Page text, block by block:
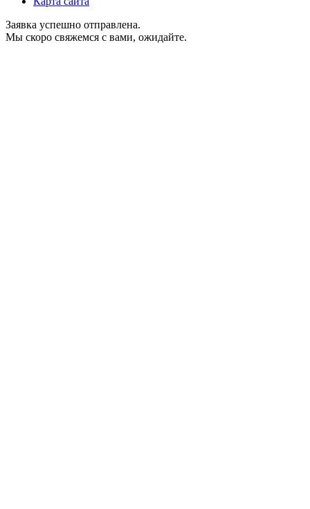
Заявка успешно отправлена.
Мы скоро свяжемся с вами, ожидайте.